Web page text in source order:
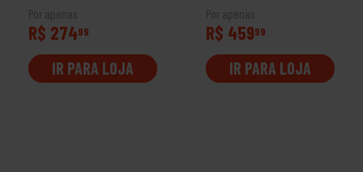
Por apenas
R$ 27499
IR PARA LOJA
Por apenas
R$ 45999
IR PARA LOJA